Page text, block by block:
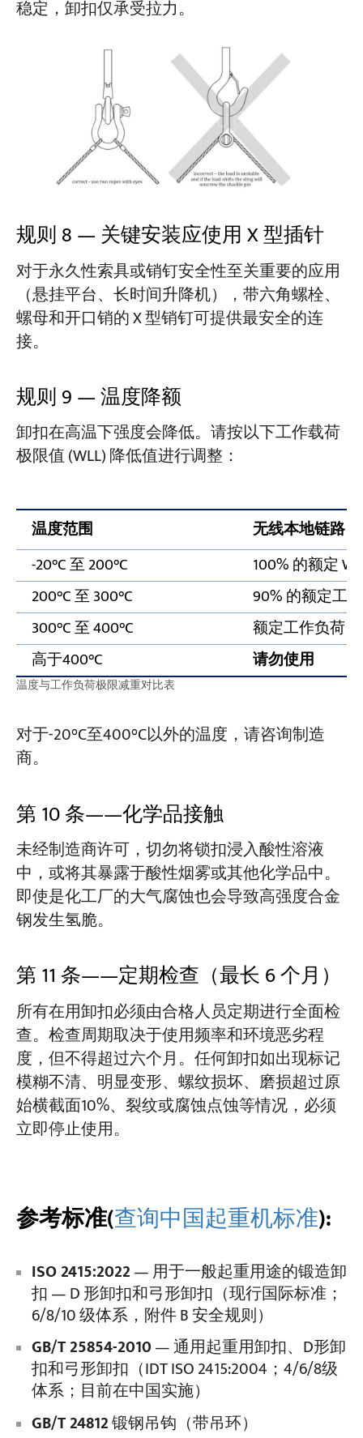
稳定，卸扣仅承受拉力。
规则 8 — 关键安装应使用 X 型插针
对于永久性索具或销钉安全性至关重要的应用
（悬挂平台、长时间升降机），带六角螺栓、
螺母和开口销的 X 型销钉可提供最安全的连
接。
规则 9 — 温度降额
卸扣在高温下强度会降低。请按以下工作载荷
极限值 (WLL) 降低值进行调整：
温度范围
无线本地链路
-20°C 至 200°C
100% 的额定
200°C 至 300°C
90% 的额定工
300°C 至 400°C
额定工作负荷
高于400°C
请勿使用
温度与工作负荷极限减重对比表
对于-20°C至400°C以外的温度，请咨询制造
商。
第 10 条——化学品接触
未经制造商许可，切勿将锁扣浸入酸性溶液
中，或将其暴露于酸性烟雾或其他化学品中。
即使是化工厂的大气腐蚀也会导致高强度合金
钢发生氢脆。
第 11 条——定期检查（最长 6 个月）
所有在用卸扣必须由合格人员定期进行全面检
查。检查周期取决于使用频率和环境恶劣程
度，但不得超过六个月。任何卸扣如出现标记
模糊不清、明显变形、螺纹损坏、磨损超过原
始横截面10%、裂纹或腐蚀点蚀等情况，必须
立即停止使用。
参考标准(查询中国起重机标准):
ISO 2415:2022— 用于一般起重用途的锻造卸
扣 — D 形卸扣和弓形卸扣（现行国际标准；
6/8/10 级体系，附件 B 安全规则）
GB/T 25854-2010— 通用起重用卸扣、D形卸
扣和弓形卸扣（IDT ISO 2415:2004；4/6/8级
体系；目前在中国实施）
GB/T 24812锻钢吊钩（带吊环）